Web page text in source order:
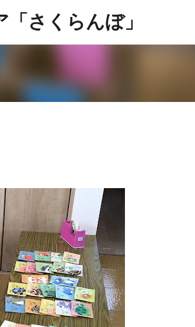
ップしてメイン コンテンツに移動
さくらんぼ」